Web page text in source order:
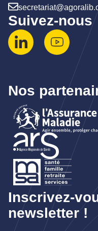
Suivez-nous
Nos
Inscrivez-
newsletter !